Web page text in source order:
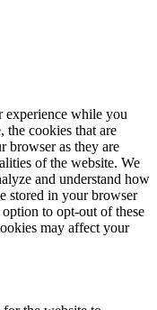
experience while you
the cookies that are
browser as they are
of the website. We
and understand how
stored in your browser
to opt-out of these
may affect your